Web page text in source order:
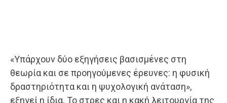
«Υπάρχουν δύο εξηγήσεις βασισμένες στη
θεωρία και σε προηγούμενες έρευνες: η φυσική
δραστηριότητα και η ψυχολογική ανάταση»,
εξηγεί η ίδια. Το στρες και η κακή λειτουργία της